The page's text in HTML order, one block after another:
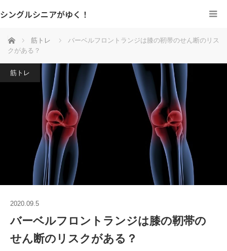
シングルシニアがゆく！
ホーム 筋トレ
バーベルフロントランジは膝の靭帯のせん断のリス
クがある？
筋トレ
2020.09.5
バーベルフロントランジは膝の靭帯の
せん断のリスクがある？